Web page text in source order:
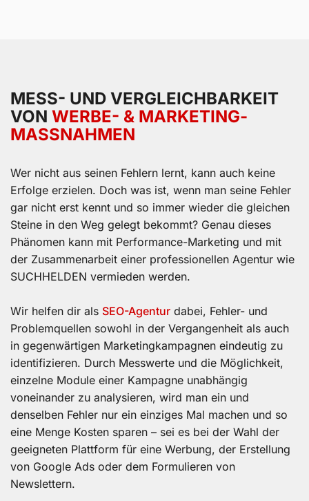
MESS- UND VERGLEICHBARKEIT
VON WERBE- & MARKETING­
MASSNAHMEN
Wer nicht aus seinen Fehlern lernt, kann auch keine
Erfolge erzielen. Doch was ist, wenn man seine Fehler
gar nicht erst kennt und so immer wieder die gleichen
Steine in den Weg gelegt bekommt? Genau dieses
Phänomen kann mit Performance-Marketing und mit
der Zusammenarbeit einer professionellen Agentur wie
SUCHHELDEN vermieden werden.
Wir helfen dir als SEO-Agentur dabei, Fehler- und
Problemquellen sowohl in der Vergangenheit als auch
in gegenwärtigen Marketingkampagnen eindeutig zu
identifizieren. Durch Messwerte und die Möglichkeit,
einzelne Module einer Kampagne unabhängig
voneinander zu analysieren, wird man ein und
denselben Fehler nur ein einziges Mal machen und so
eine Menge Kosten sparen – sei es bei der Wahl der
geeigneten Plattform für eine Werbung, der Erstellung
von Google Ads oder dem Formulieren von
Newslettern.